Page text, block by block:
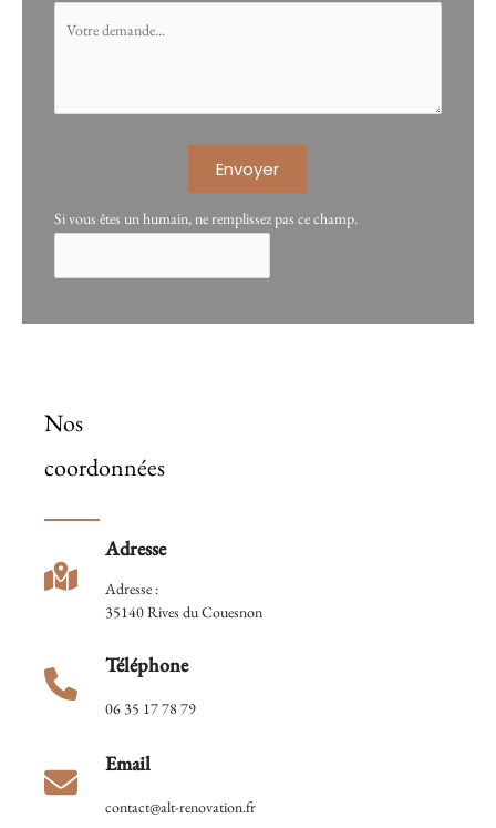
Envoyer
Si vous êtes un humain, ne remplissez pas ce champ.
Nos
coordonnées
Adresse
Adresse :
35140 Rives du Couesnon
Téléphone
06 35 17 78 79
Email
contact@alt-renovation.fr